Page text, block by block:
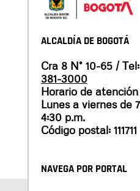
ALCALDÍA DE BOGOTÁ
Cra 8 N° 10-65 / Tel:
381-3000
Horario de
Lunes a viernes de
4:30 p.m.
Código postal: 111711
NAVEGA POR PORTAL